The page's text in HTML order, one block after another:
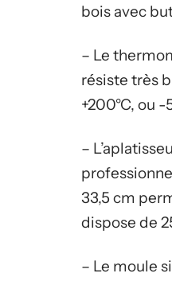
bois avec
– Le
résiste très
+200°C, ou
–
33,5 cm
dispose de
– Le moule